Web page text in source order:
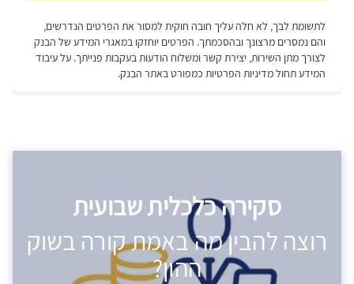
סקירה כלכלית שבועית
רוצה להבין מה באמת קורה בשוק
ההון?